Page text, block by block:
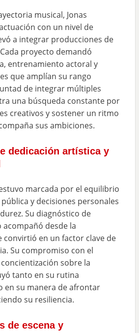
musical, Jonas
con un nivel de
a integrar producciones de
proyecto demandó
entrenamiento actoral y
que amplían su rango
de integrar múltiples
una búsqueda constante por
creativos y sostener un ritmo
sus ambiciones.
dedicación artística y
marcada por el equilibrio
y decisiones personales
Su diagnóstico de
desde la
convirtió en un factor clave de
Su compromiso con el
sobre la
tanto en su rutina
en su manera de afrontar
su resiliencia.
de escena y